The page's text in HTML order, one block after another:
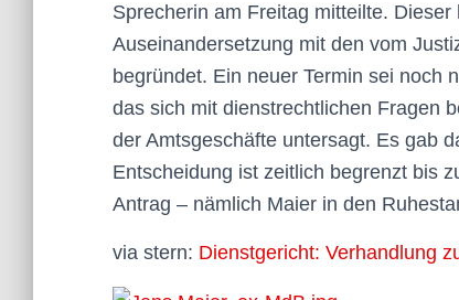
Sprecherin am Freitag mitteilte.
Auseinandersetzung mit den vom
begründet. Ein neuer Termin sei noch
das sich mit dienstrechtlichen Fragen
der Amtsgeschäfte untersagt. Es gab
Entscheidung ist zeitlich begrenzt bis
Antrag – nämlich Maier in den
via stern: Dienstgericht: Verhandlung